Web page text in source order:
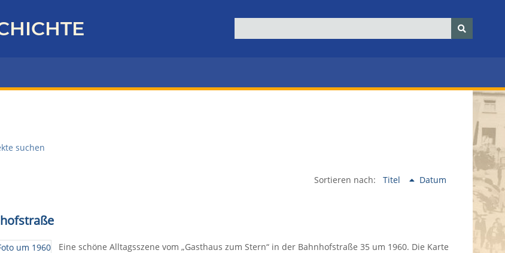
suchen
Sortieren nach: Titel Datum
Eine schöne Alltagsszene vom „Gasthaus zum Stern“ in der Bahnhofstraße 35 um 1960. Die Karte